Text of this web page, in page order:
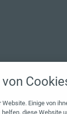
Einige von
diese Website
alle verwendeten
zu blockieren.